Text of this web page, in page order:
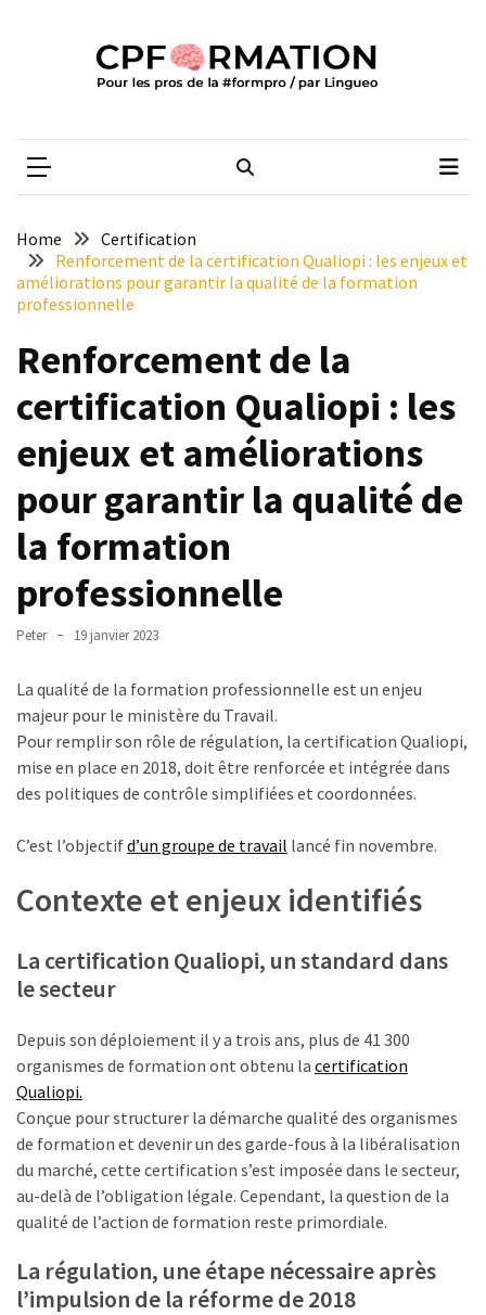
est
réussi,
aller
loin
TVA,
subrogation,
remboursement
qui
réellement
changer
dans
financement
formations
les
Passeport
compétences
CV
certifié
change
donne
pour
les
CPFORMATION
Home
Certification
Renforcement de la certification Qualiopi : les enjeux et
améliorations pour garantir la qualité de la formation
professionnelle
Renforcement de la
certification Qualiopi : les
enjeux et améliorations
pour garantir la qualité de
la formation
professionnelle
Peter 19 janvier 2023
La qualité de la formation professionnelle est un enjeu
majeur pour le ministère du Travail.
Pour remplir son rôle de régulation, la certification Qualiopi,
mise en place en 2018, doit être renforcée et intégrée dans
des politiques de contrôle simplifiées et coordonnées.
C’est l’objectifd’un groupe de travail lancé fin novembre.
Contexte et enjeux identifiés
La certification Qualiopi, un standard dans
le secteur
Depuis son déploiement il y a trois ans, plus de 41 300
organismes de formation ont obtenu la certification
Qualiopi.
Conçue pour structurer la démarche qualité des organismes
de formation et devenir un des garde-fous à la libéralisation
du marché, cette certification s’est imposée dans le secteur,
au-delà de l’obligation légale. Cependant, la question de la
qualité de l’action de formation reste primordiale.
La régulation, une étape nécessaire après
l’impulsion de la réforme de 2018